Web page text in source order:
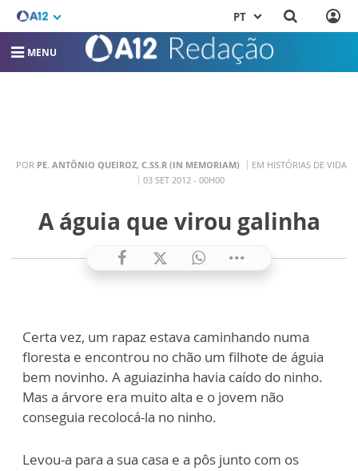
PT
MENU
POR PE. ANTÔNIO QUEIROZ, C.SS.R (IN MEMORIAM)
EM HISTÓRIAS DE VIDA
03 SET 2012 - 00H00
A águia que virou galinha
Certa vez, um rapaz estava caminhando numa
floresta e encontrou no chão um filhote de águia
bem novinho. A aguiazinha havia caído do ninho.
Mas a árvore era muito alta e o jovem não
conseguia recolocá-la no ninho.
Levou-a para a sua casa e a pôs junto com os